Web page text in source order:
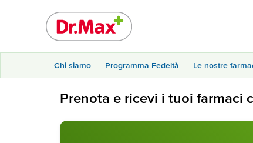
Chi siamo Programma Fedeltà Le nostre
Prenota e ricevi i tuoi farmaci